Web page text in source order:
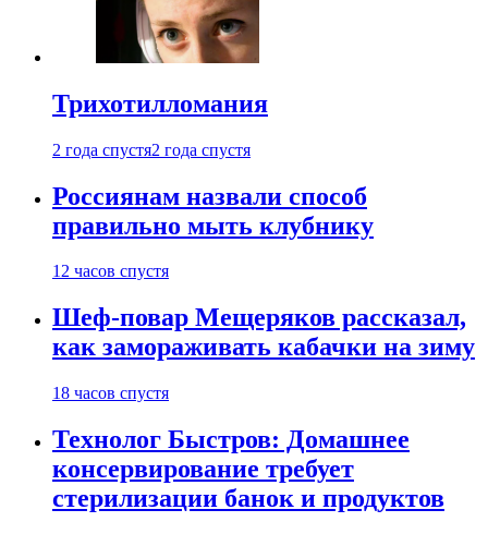
Трихотилломания
2 года спустя2 года спустя
Россиянам назвали способ
правильно мыть клубнику
12 часов спустя
Шеф-повар Мещеряков рассказал,
как замораживать кабачки на зиму
18 часов спустя
Технолог Быстров: Домашнее
консервирование требует
стерилизации банок и продуктов